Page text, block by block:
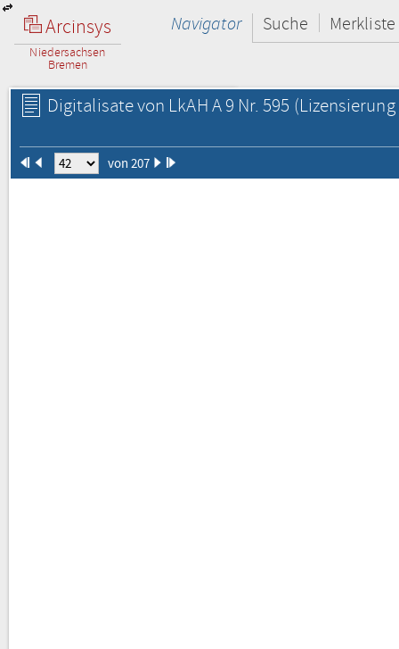
Arcinsys
Niedersachsen
Bremen
Navigator Suche Merkliste
Digitalisate von LkAH A 9 Nr. 595
von 207